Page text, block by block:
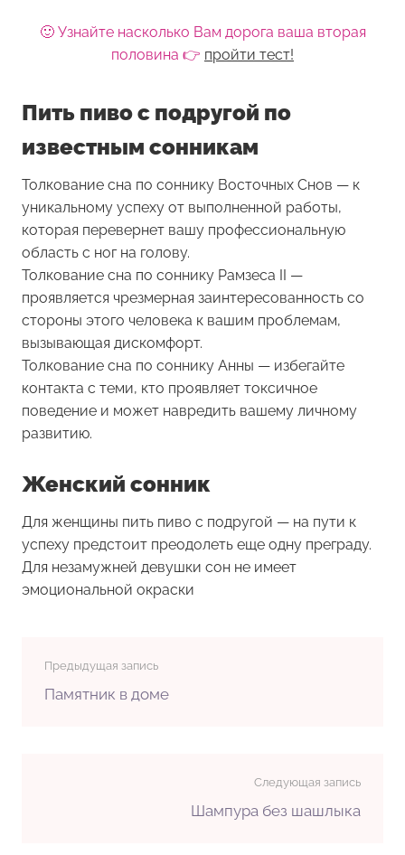
🙂 Узнайте насколько Вам дорога ваша вторая
половина 👉 пройти тест!
Пить пиво с подругой по
известным сонникам
Толкование сна по соннику Восточных Снов — к
уникальному успеху от выполненной работы,
которая перевернет вашу профессиональную
область с ног на голову.
Толкование сна по соннику Рамзеса II —
проявляется чрезмерная заинтересованность со
стороны этого человека к вашим проблемам,
вызывающая дискомфорт.
Толкование сна по соннику Анны — избегайте
контакта с теми, кто проявляет токсичное
поведение и может навредить вашему личному
развитию.
Женский сонник
Для женщины пить пиво с подругой — на пути к
успеху предстоит преодолеть еще одну преграду.
Для незамужней девушки сон не имеет
эмоциональной окраски
Предыдущая запись
Памятник в доме
Следующая запись
Шампура без шашлыка